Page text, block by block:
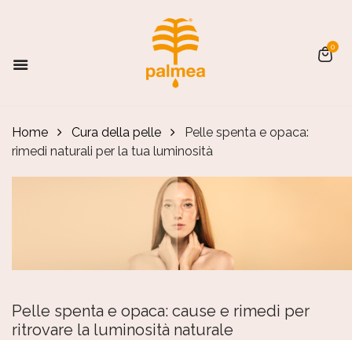
0
Home Cura della pelle
Pelle spenta e opaca:
rimedi naturali per la tua luminosità
Pelle spenta e opaca: cause e rimedi per
ritrovare la luminosità naturale